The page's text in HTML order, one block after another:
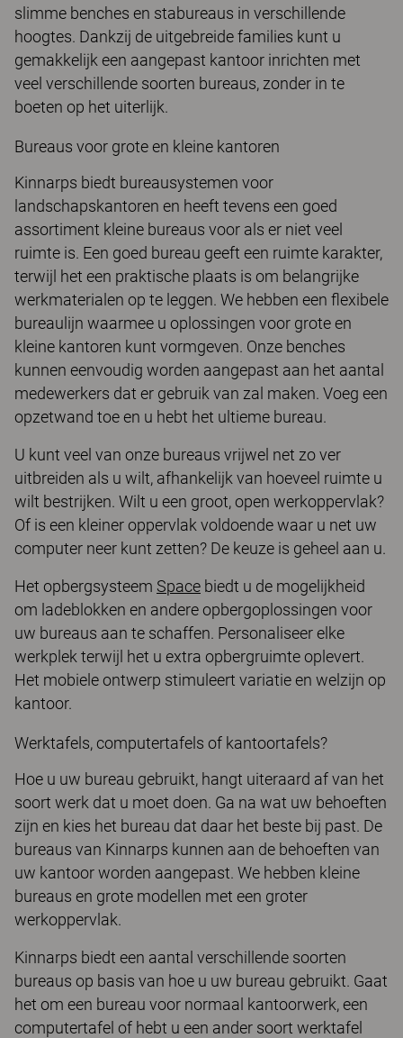
slimme benches en stabureaus in verschillende
hoogtes. Dankzij de uitgebreide families kunt u
gemakkelijk een aangepast kantoor inrichten met
veel verschillende soorten bureaus, zonder in te
boeten op het uiterlijk.
Bureaus voor grote en kleine kantoren
Kinnarps biedt bureausystemen voor
landschapskantoren en heeft tevens een goed
assortiment kleine bureaus voor als er niet veel
ruimte is. Een goed bureau geeft een ruimte karakter,
terwijl het een praktische plaats is om belangrijke
werkmaterialen op te leggen. We hebben een flexibele
bureaulijn waarmee u oplossingen voor grote en
kleine kantoren kunt vormgeven. Onze benches
kunnen eenvoudig worden aangepast aan het aantal
medewerkers dat er gebruik van zal maken. Voeg een
opzetwand toe en u hebt het ultieme bureau.
U kunt veel van onze bureaus vrijwel net zo ver
uitbreiden als u wilt, afhankelijk van hoeveel ruimte u
wilt bestrijken. Wilt u een groot, open werkoppervlak?
Of is een kleiner oppervlak voldoende waar u net uw
computer neer kunt zetten? De keuze is geheel aan u.
Het opbergsysteem Space biedt u de mogelijkheid
om ladeblokken en andere opbergoplossingen voor
uw bureaus aan te schaffen. Personaliseer elke
werkplek terwijl het u extra opbergruimte oplevert.
Het mobiele ontwerp stimuleert variatie en welzijn op
kantoor.
Werktafels, computertafels of kantoortafels?
Hoe u uw bureau gebruikt, hangt uiteraard af van het
soort werk dat u moet doen. Ga na wat uw behoeften
zijn en kies het bureau dat daar het beste bij past. De
bureaus van Kinnarps kunnen aan de behoeften van
uw kantoor worden aangepast. We hebben kleine
bureaus en grote modellen met een groter
werkoppervlak.
Kinnarps biedt een aantal verschillende soorten
bureaus op basis van hoe u uw bureau gebruikt. Gaat
het om een bureau voor normaal kantoorwerk, een
computertafel of hebt u een ander soort werktafel